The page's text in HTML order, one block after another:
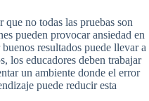
no todas las pruebas son
pueden provocar ansiedad en
resultados puede llevar a
los educadores deben trabajar
un ambiente donde el error
puede reducir esta